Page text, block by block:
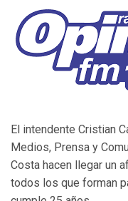
El intendente Cristian
Medios, Prensa y
Costa hacen llegar un
todos los que forman